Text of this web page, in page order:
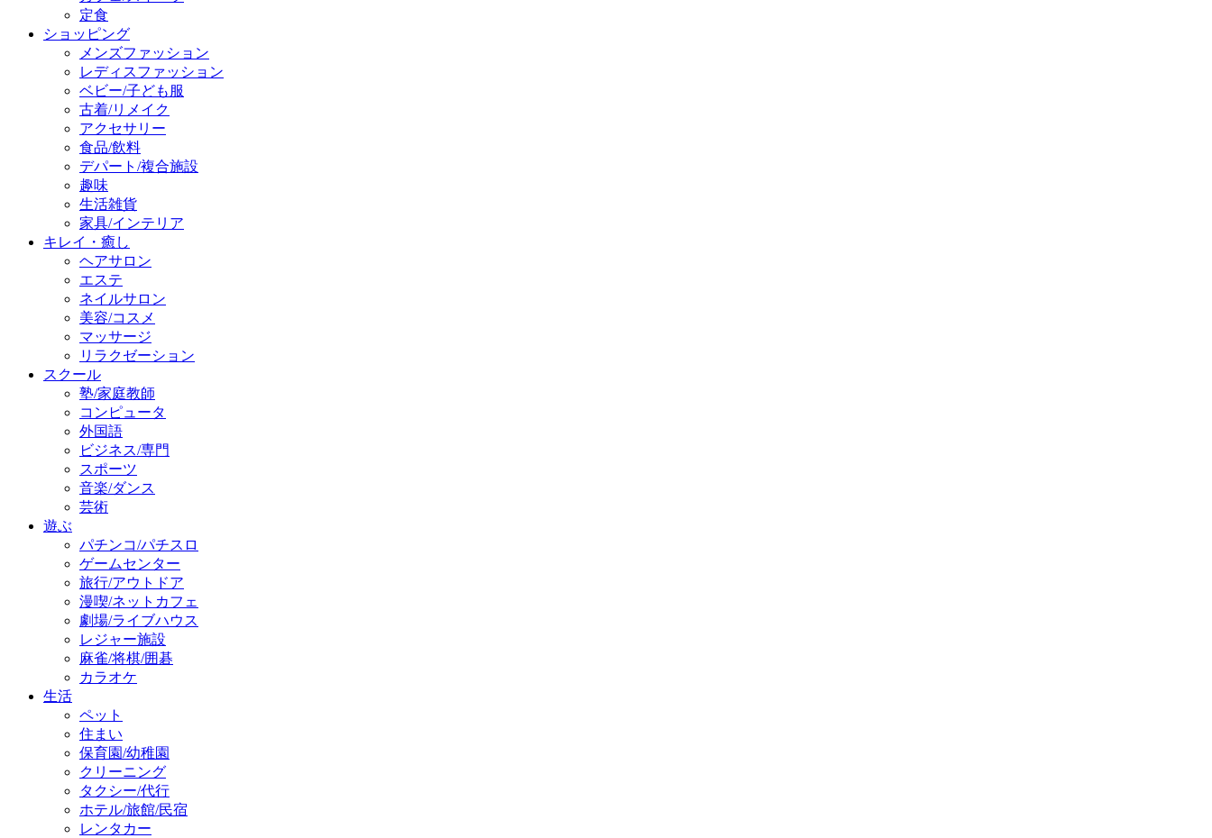
定食
ショッピング
メンズファッション
レディスファッション
ベビー/子ども服
古着/リメイク
アクセサリー
食品/飲料
デパート/複合施設
趣味
生活雑貨
家具/インテリア
キレイ・癒し
ヘアサロン
エステ
ネイルサロン
美容/コスメ
マッサージ
リラクゼーション
スクール
塾/家庭教師
コンピュータ
外国語
ビジネス/専門
スポーツ
音楽/ダンス
芸術
遊ぶ
パチンコ/パチスロ
ゲームセンター
旅行/アウトドア
漫喫/ネットカフェ
劇場/ライブハウス
レジャー施設
麻雀/将棋/囲碁
カラオケ
生活
ペット
住まい
保育園/幼稚園
クリーニング
タクシー/代行
ホテル/旅館/民宿
レンタカー